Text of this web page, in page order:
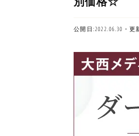
公開日:2022.06.30・更